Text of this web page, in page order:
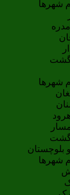
شهر‌ها
شهر‌ها
بلوچستان
شهر‌ها